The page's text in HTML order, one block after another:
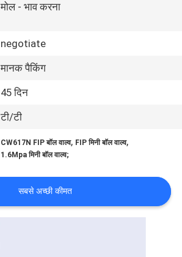
मोल - भाव करना
negotiate
मानक पैकिंग
45 दिन
टी/टी
CW617N FIP बॉल वाल्व, FIP मिनी बॉल वाल्व,
1.6Mpa मिनी बॉल वाल्व;
सबसे अच्छी कीमत